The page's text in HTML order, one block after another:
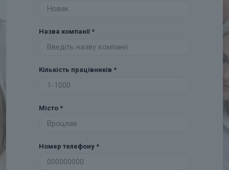
Назва компанії *
Кількість працівників *
Місто *
Номер телефону *